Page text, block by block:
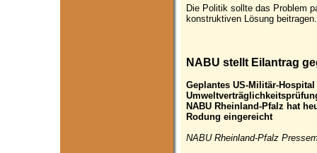
Die Politik sollte das Problem
konstruktiven Lösung beitragen.
NABU stellt Eilantrag
Geplantes US-Militär-
NABU Rheinland-Pfalz hat
Rodung eingereicht
NABU Rheinland-Pfalz